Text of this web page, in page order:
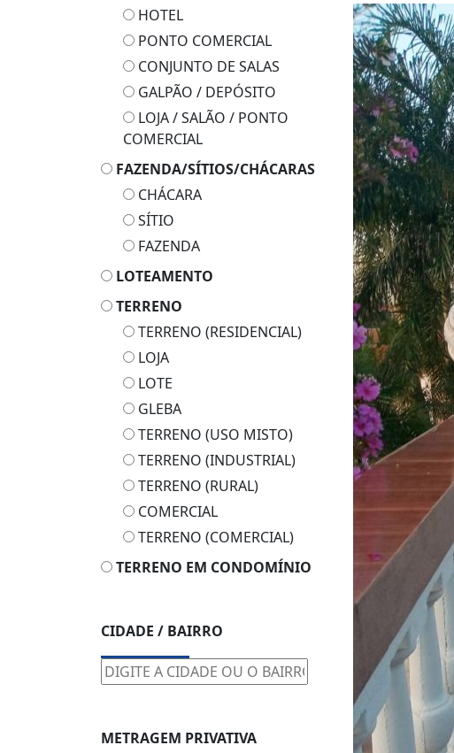
HOTEL
PONTO COMERCIAL
CONJUNTO DE SALAS
GALPÃO / DEPÓSITO
LOJA / SALÃO / PONTO
COMERCIAL
FAZENDA/SÍTIOS/CHÁCARAS
CHÁCARA
SÍTIO
FAZENDA
LOTEAMENTO
TERRENO
TERRENO (RESIDENCIAL)
LOJA
LOTE
GLEBA
TERRENO (USO MISTO)
TERRENO (INDUSTRIAL)
TERRENO (RURAL)
COMERCIAL
TERRENO (COMERCIAL)
TERRENO EM CONDOMÍNIO
CIDADE / BAIRRO
METRAGEM PRIVATIVA